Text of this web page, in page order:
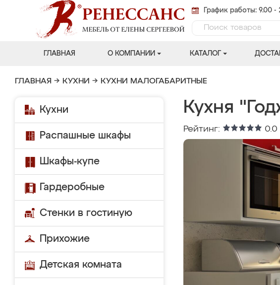
График работы: 9.00 -
ГЛАВНАЯ О КОМПАНИИ КАТАЛОГ
ГЛАВНАЯ → КУХНИ → КУХНИ МАЛОГАБАРИТНЫЕ
Кухни
Распашные шкафы
Шкафы-купе
Гардеробные
Стенки в гостиную
Прихожие
Детская комната
Кухня
Рейтинг: 0.0